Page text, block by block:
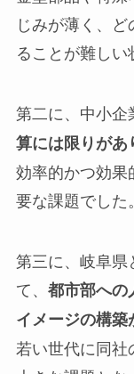
じみが薄く、
ることが難しい
第二に、中小企
算には限りがあ
効率的かつ効
要な課題でした。
第三に、岐阜
て、 都市部への
イメージの構築
若い世代に同